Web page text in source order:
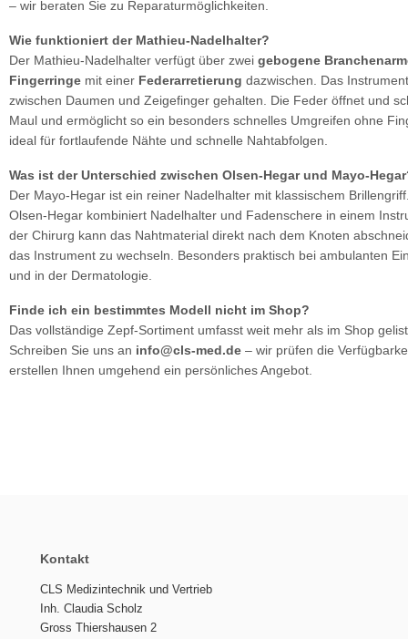
– wir beraten Sie zu Reparaturmöglichkeiten.
Wie funktioniert der Mathieu-Nadelhalter?
Der Mathieu-Nadelhalter verfügt über zwei gebogene
Fingerringe mit einer Federarretierung dazwischen. Das
zwischen Daumen und Zeigefinger gehalten. Die Feder öffnet und
Maul und ermöglicht so ein besonders schnelles Umgreifen ohne
ideal für fortlaufende Nähte und schnelle Nahtabfolgen.
Was ist der Unterschied zwischen Olsen-Hegar und Mayo-
Der Mayo-Hegar ist ein reiner Nadelhalter mit klassischem
Olsen-Hegar kombiniert Nadelhalter und Fadenschere in einem
der Chirurg kann das Nahtmaterial direkt nach dem Knoten
das Instrument zu wechseln. Besonders praktisch bei ambulanten
und in der Dermatologie.
Finde ich ein bestimmtes Modell nicht im Shop?
Das vollständige Zepf-Sortiment umfasst weit mehr als im Shop
Schreiben Sie uns an info@cls-med.de – wir prüfen die
erstellen Ihnen umgehend ein persönliches Angebot.
Kontakt
CLS Medizintechnik und Vertrieb
Inh. Claudia Scholz
Gross Thiershausen 2